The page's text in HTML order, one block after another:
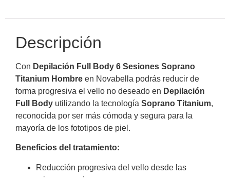
Descripción
Con Depilación Full Body 6 Sesiones Soprano
Titanium Hombre en Novabella podrás reducir de
forma progresiva el vello no deseado en Depilación
Full Body utilizando la tecnología Soprano Titanium,
reconocida por ser más cómoda y segura para la
mayoría de los fototipos de piel.
Beneficios del tratamiento:
Reducción progresiva del vello desde las